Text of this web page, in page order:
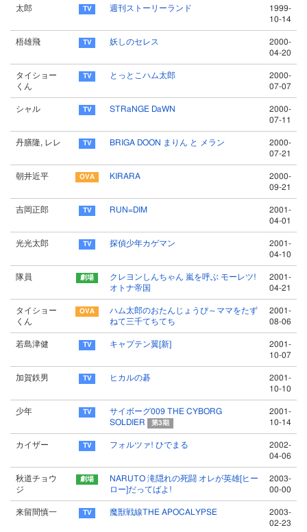
太郎 週刊ストーリーランド
1999-
10-14
梧雄飛 妖しのセレス
2000-
04-20
タイショー
くん
とっとこハム太郎
2000-
07-07
シャル STRaNGE DaWN
2000-
07-11
丹膳隆, レレ BRIGA DOON まりん と メラン
2000-
07-21
朝井近平 KIRARA
2000-
09-21
吉岡正郎 RUN=DIM
2001-
04-01
光光太郎 探偵少年カゲマン
2001-
04-10
隊員
クレヨンしんちゃん 嵐を呼ぶ モーレツ!
オトナ帝国
2001-
04-21
タイショー
くん
ハム太郎のおたんじょうび～ママをたず
ねて三千てちてち
2001-
08-06
若島津健 キャプテン翼[新]
2001-
10-07
加賀鉄男 ヒカルの碁
2001-
10-10
少年
サイボーグ009 THE CYBORG
SOLDIER
第3期
2001-
10-14
カイザー フォルツァ! ひでまる
2002-
04-06
秋道チョウ
ジ
NARUTO 滝隠れの死闘 オレが英雄[ヒー
ロー]だってばよ!
2003-
00-00
来留間慎一 魔獣戦線THE APOCALYPSE
2003-
02-23